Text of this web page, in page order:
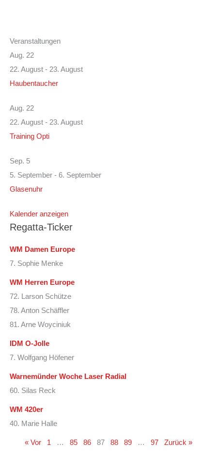
Veranstaltungen
Aug. 22
22. August - 23. August
Haubentaucher
Aug. 22
22. August - 23. August
Training Opti
Sep. 5
5. September - 6. September
Glasenuhr
Kalender anzeigen
Regatta-Ticker
WM Damen Europe
7. Sophie Menke
WM Herren Europe
72. Larson Schütze
78. Anton Schäffler
81. Arne Woyciniuk
IDM O-Jolle
7. Wolfgang Höfener
Warnemünder Woche Laser Radial
60. Silas Reck
WM 420er
40. Marie Halle
« Vor 1 … 85 86 87 88 89 … 97 Zurück »